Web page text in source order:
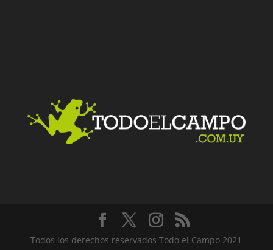
Todos los derechos reservados Todo el Campo 2021
Facebook